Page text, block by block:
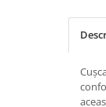
Hrană Uscată